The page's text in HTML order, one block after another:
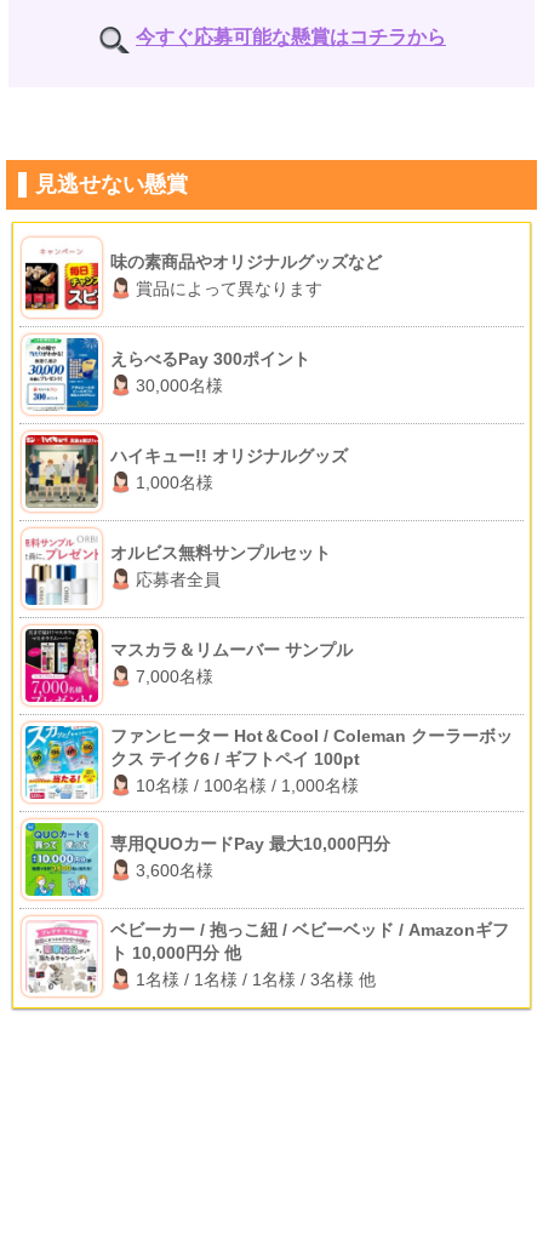
今すぐ応募可能な懸賞はコチラから
見逃せない懸賞
味の素商品やオリジナルグッズなど
賞品によって異なります
えらべるPay 300ポイント
30,000名様
ハイキュー!! オリジナルグッズ
1,000名様
オルビス無料サンプルセット
応募者全員
マスカラ＆リムーバー サンプル
7,000名様
ファンヒーター Hot＆Cool / Coleman クーラーボッ
クス テイク6 / ギフトペイ 100pt
10名様 / 100名様 / 1,000名様
専用QUOカードPay 最大10,000円分
3,600名様
ベビーカー / 抱っこ紐 / ベビーベッド / Amazonギフ
ト 10,000円分 他
1名様 / 1名様 / 1名様 / 3名様 他